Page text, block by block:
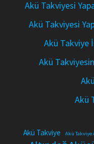
Akü Takviyesi
Akü Takviyesi
Akü Takviye
Akü
Akü
Akü Takviye Akü Takviye